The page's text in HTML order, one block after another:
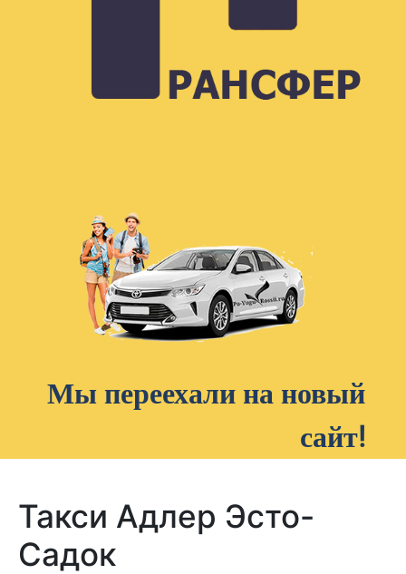
Мы переехали на новый
сайт!
Такси Адлер Эсто-
Садок